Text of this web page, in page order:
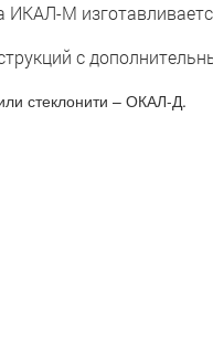
ИКАЛ-М
с
стеклонити – ОКАЛ-Д.